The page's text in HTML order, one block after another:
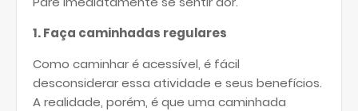
1. Faça caminhadas regulares
Como caminhar é acessível, é fácil
desconsiderar essa atividade e seus benefícios.
A realidade, porém, é que uma caminhada